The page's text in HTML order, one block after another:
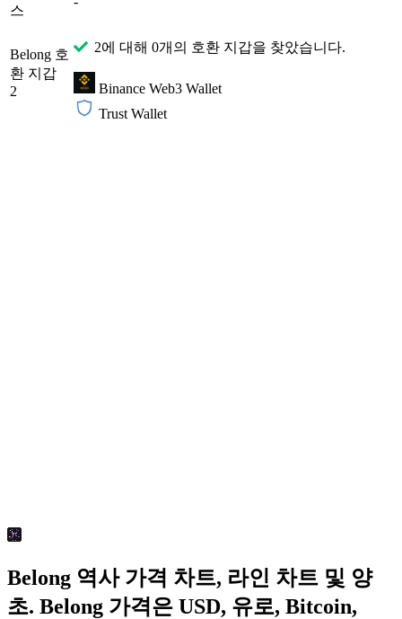
스
Belong 호
환 지갑
2
2에 대해 0개의 호환 지갑을 찾았습니다.
Binance Web3 Wallet
Trust Wallet
Belong 역사 가격 차트, 라인 차트 및 양
초. Belong 가격은 USD, 유로, Bitcoin,